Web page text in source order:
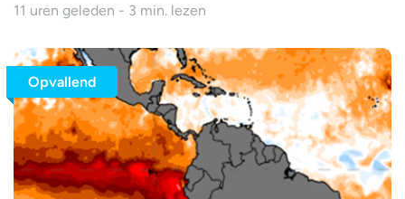
11 uren geleden - 3 min. lezen
Opvallend